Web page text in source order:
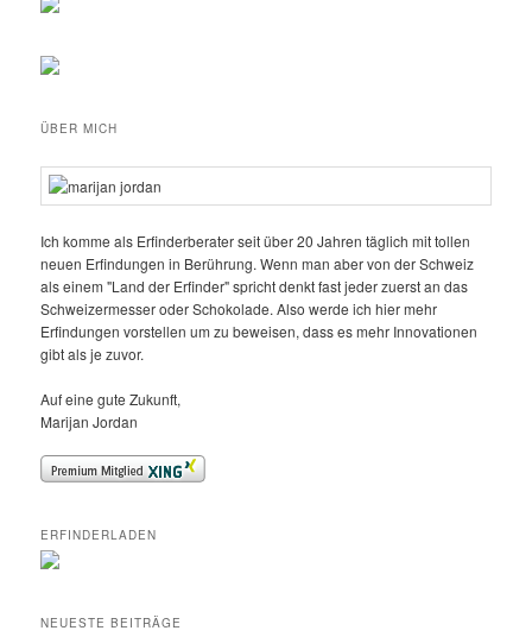
ÜBER MICH
Ich komme als Erfinderberater seit über 20 Jahren täglich mit tollen
neuen Erfindungen in Berührung. Wenn man aber von der Schweiz
als einem "Land der Erfinder" spricht denkt fast jeder zuerst an das
Schweizermesser oder Schokolade. Also werde ich hier mehr
Erfindungen vorstellen um zu beweisen, dass es mehr Innovationen
gibt als je zuvor.
Auf eine gute Zukunft,
Marijan Jordan
ERFINDERLADEN
NEUESTE BEITRÄGE